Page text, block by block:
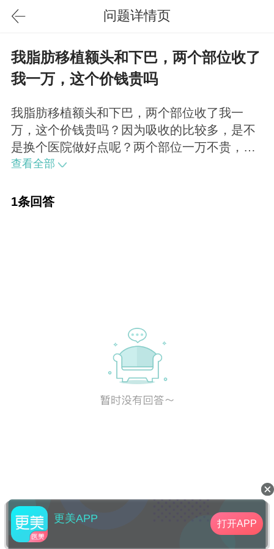
问题详情页
我脂肪移植额头和下巴，两个部位收了
我一万，这个价钱贵吗
我脂肪移植额头和下巴，两个部位收了我一
万，这个价钱贵吗？因为吸收的比较多，是不
是换个医院做好点呢？两个部位一万不贵，前
提是第二次要给您便宜，这个是行规。
查看全部
1条回答
更美APP 打开APP